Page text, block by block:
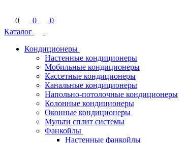
0 0
0
Каталог
Кондиционеры
Настенные кондиционеры
Мобильные кондиционеры
Кассетные кондиционеры
Канальные кондиционеры
Напольно-потолочные кондиционеры
Колонные кондиционеры
Оконные кондиционеры
Мульти сплит системы
Фанкойлы
Настенные фанкойлы